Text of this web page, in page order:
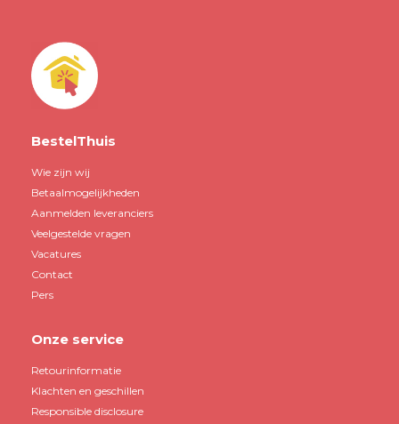
BestelThuis
Wie zijn wij
Betaalmogelijkheden
Aanmelden leveranciers
Veelgestelde vragen
Vacatures
Contact
Pers
Onze service
Retourinformatie
Klachten en geschillen
Responsible disclosure